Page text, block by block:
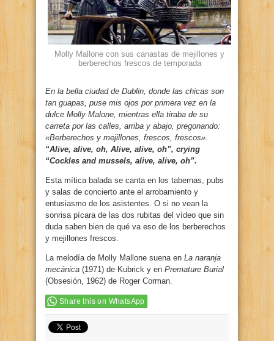
Molly Mallone con sus canastas de mejillones y
berberechos frescos de temporada
En la bella ciudad de Dublin, donde las chicas son
tan guapas, puse mis ojos por primera vez en la
dulce Molly Malone, mientras ella tiraba de su
carreta por las calles, arriba y abajo, pregonando:
«Berberechos y mejillones, frescos, frescos».
“Alive, alive, oh, Alive, alive, oh”, crying
“Cockles and mussels, alive, alive, oh”.
Esta mítica balada se canta en los tabernas, pubs
y salas de concierto ante el arrobamiento y
entusiasmo de los asistentes. O si no vean la
sonrisa pícara de las dos rubitas del vídeo que sin
duda saben bien de qué va eso de los berberechos
y mejillones frescos.
La melodía de Molly Mallone suena en La naranja
mecánica (1971) de Kubrick y en Premature Burial
(Obsesión, 1962) de Roger Corman.
Share this on WhatsApp